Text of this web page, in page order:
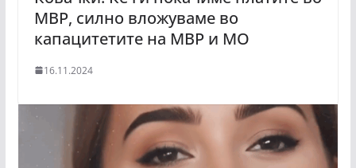
МВР, силно вложуваме во
капацитетите на МВР и МО
16.11.2024